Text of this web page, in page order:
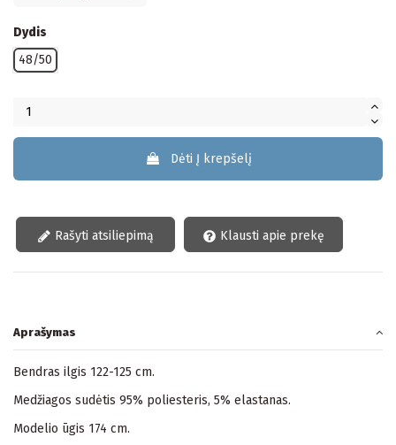
Dydis
48/50
Dėti Į krepšelį
Rašyti atsiliepimą Klausti apie prekę
Aprašymas
Bendras ilgis 122-125 cm.
Medžiagos sudėtis 95% poliesteris, 5% elastanas.
Modelio ūgis 174 cm.